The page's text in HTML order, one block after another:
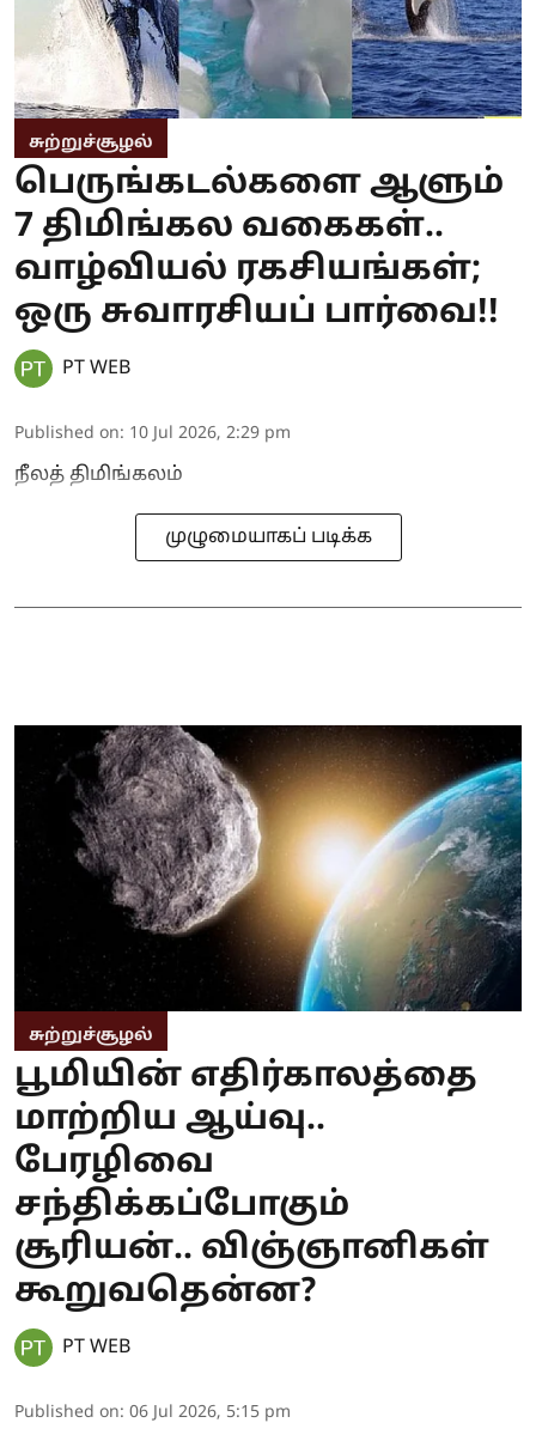
சுற்றுச்சூழல்
பெருங்கடல்களை ஆளும்
7 திமிங்கல வகைகள்..
வாழ்வியல் ரகசியங்கள்;
ஒரு சுவாரசியப் பார்வை!!
PT WEB
Published on: 10 Jul 2026, 2:29 pm
நீலத் திமிங்கலம்
முழுமையாகப் படிக்க
சுற்றுச்சூழல்
பூமியின் எதிர்காலத்தை
மாற்றிய ஆய்வு..
பேரழிவை
சந்திக்கப்போகும்
சூரியன்.. விஞ்ஞானிகள்
கூறுவதென்ன?
PT WEB
Published on: 06 Jul 2026, 5:15 pm